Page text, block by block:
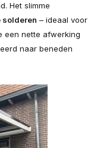
Het slimme
solderen – ideaal voor
een nette afwerking
naar beneden